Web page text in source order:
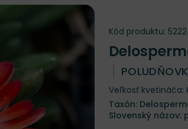
Kód produktu:
Veľkosť kvetináča:
Taxón:
Slovenský názov: